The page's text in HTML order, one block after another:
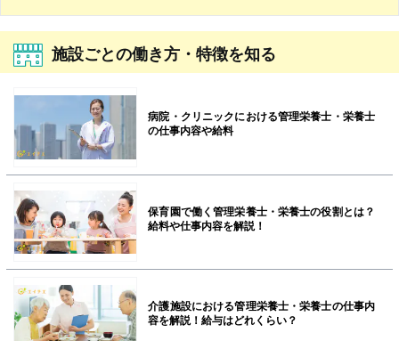
施設ごとの働き方・特徴を知る
病院・クリニックにおける管理栄養士・栄養士
の仕事内容や給料
保育園で働く管理栄養士・栄養士の役割とは？
給料や仕事内容を解説！
介護施設における管理栄養士・栄養士の仕事内
容を解説！給与はどれくらい？